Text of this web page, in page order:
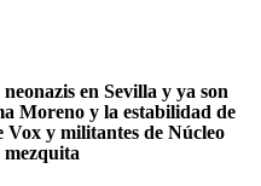
en Sevilla y ya son
Moreno y la estabilidad de
Vox y militantes de Núcleo